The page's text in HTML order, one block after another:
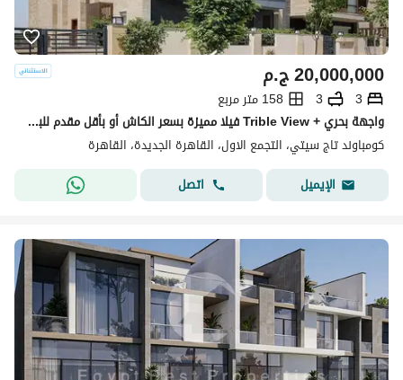
ج.م20,000,000
3
3
158 متر مربع
واجهة بحري + Trible View فيلا مميزة بسعر الكاش أو بأقل مقدم للبيع في تاج سيتي التجمع الأول بجوار جاردينيا ودقائق من شيراتون Taj City New Cairo
كومباوند تاج سيتي، التجمع الاول، القاهرة الجديدة، القاهرة
الإيميل
اتصل